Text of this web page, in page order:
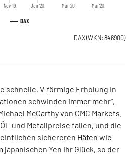
DAX
Nov '19 Jan '20 Mär '20 Mai '20
DAX(WKN: 846900)
schnelle, V-förmige Erholung in
schwinden immer mehr",
McCarthy von CMC Markets.
und Metallpreise fallen, und die
sichereren Häfen wie
japanischen Yen ihr Glück, so der